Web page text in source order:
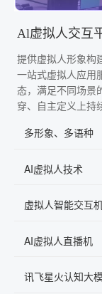
Al虚拟人交互
提供虚拟人形象构
一站式虚拟人应用
态，满足不同场景
穿、自主定义上持
多形象、多语种
AI虚拟人技术
虚拟人智能交互
AI虚拟人直播机
讯飞星火认知大